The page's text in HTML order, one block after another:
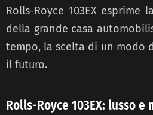
Rolls-Royce 103EX
della grande casa
tempo, la scelta di un modo
il futuro.
Rolls-Royce 103EX: lusso